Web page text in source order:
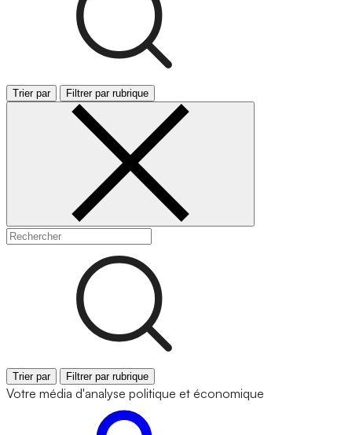
Trier par Filtrer par rubrique
Trier par Filtrer par rubrique
Votre média d'analyse politique et économique